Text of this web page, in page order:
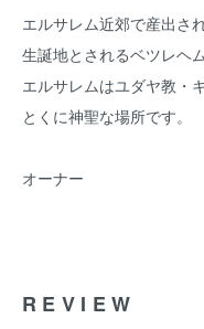
エルサレム近郊で産出さ
生誕地とされるベツレヘ
エルサレムはユダヤ教・
とくに神聖な場所です。
オーナー
REVIEW